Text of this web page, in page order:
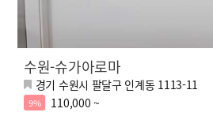
수원-슈가아로마
경기 수원시 팔달구 인계동 1113-11
9%
110,000 ~